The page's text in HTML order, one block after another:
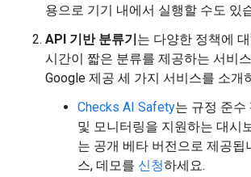
용으로 기기 내에서 실행할 수도 있
API 기반 분류기는 다양한 정책에
시간이 짧은 분류를 제공하는 서비
Google 제공 세 가지 서비스를 소개
Checks AI Safety는 규정 준수
및 모니터링을 지원하는 대시
는 공개 베타 버전으로 제공됩
스, 데모를 신청하세요.